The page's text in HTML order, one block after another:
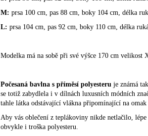
M: prsa 100 cm, pas 88 cm, boky 104 cm, délka
L: prsa 104 cm, pas 92 cm, boky 110 cm, délka
Modelka má na sobě při své výšce 170 cm velikost
Počesaná bavlna s příměsí polyesteru je známá
se totiž zabydlela i v dílnách luxusních módních
tahle látka odstávající vlákna připomínající na omak
Aby vás oblečení z teplákoviny nikde netlačilo,
obvykle i troška polyesteru.